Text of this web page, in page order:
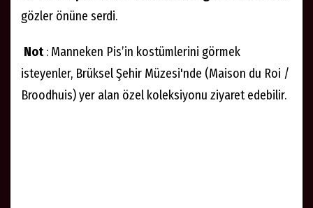
gözler önüne serdi.
Not: Manneken Pis’in kostümlerini görmek
isteyenler, Brüksel Şehir Müzesi'nde (Maison du Roi /
Broodhuis) yer alan özel koleksiyonu ziyaret edebilir.